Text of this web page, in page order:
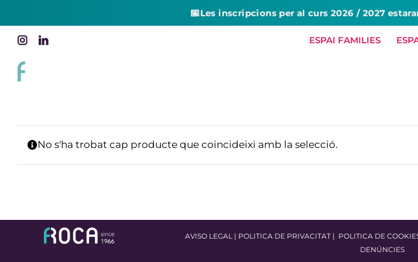
📅Les inscripcions per al curs 2026 / 2027
content
InstagramLinkedIn ESPAI FAMILIES
No s'ha trobat cap producte que coincideixi amb la selecció.
AVISO LEGAL | POLITICA DE PRIVACITAT | POLITICA DE
DENÚNCIES